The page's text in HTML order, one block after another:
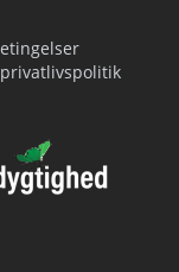
privatlivspolitik